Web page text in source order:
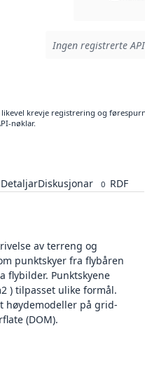
Ingen registrerte
krevje registrering og
nøklar.
DetaljarDiskusjonar 0 RDF
av terreng og
punktskyer fra flybåren
flybilder. Punktskyene
) tilpasset ulike formål.
høydemodeller på grid-
(DOM).